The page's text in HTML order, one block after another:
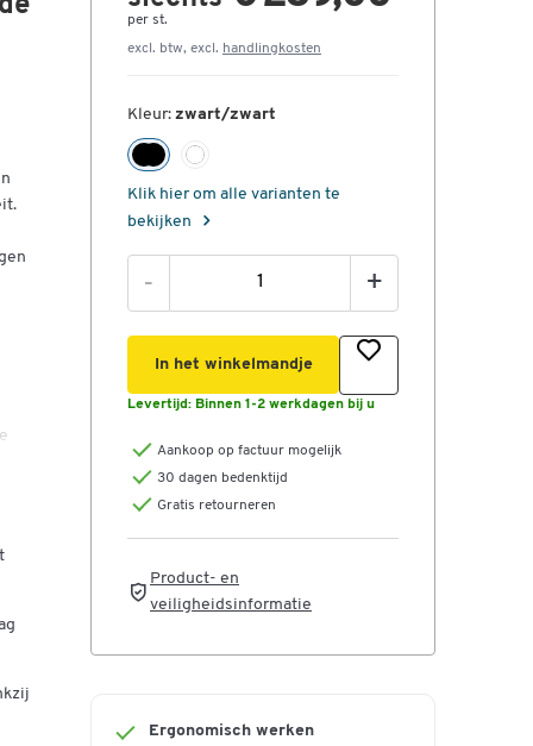
per st.
excl. btw, excl. handlingkosten
Kleur: zwart/zwart
Klik hier om alle varianten te
bekijken
- +
In het winkelmandje
Levertijd: Binnen 1-2 werkdagen bij u
Aankoop op factuur mogelijk
30 dagen bedenktijd
Gratis retourneren
Product- en
veiligheidsinformatie
Ergonomisch werken